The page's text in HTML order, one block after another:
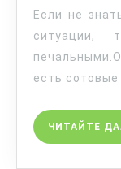
Если не
ситуации,
есть
ЧИТАЙТЕ